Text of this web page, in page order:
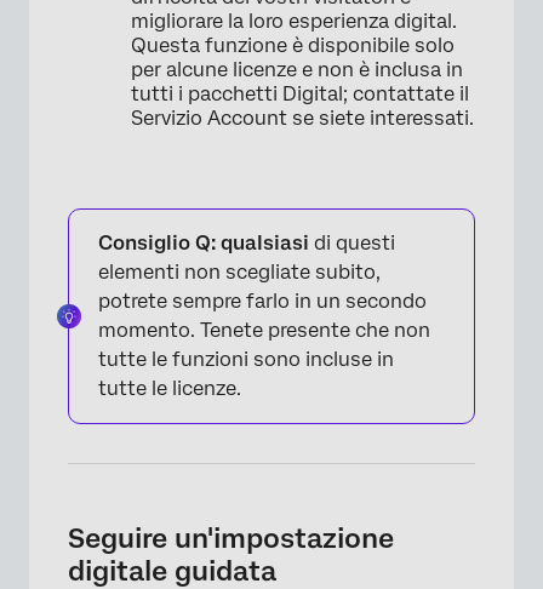
migliorare la loro esperienza digital.
Questa funzione è disponibile solo
per alcune licenze e non è inclusa in
tutti i pacchetti Digital; contattate il
Servizio Account se siete interessati.
Consiglio Q: qualsiasi di questi
elementi non scegliate subito,
potrete sempre farlo in un secondo
momento. Tenete presente che non
tutte le funzioni sono incluse in
tutte le licenze.
Seguire un'impostazione
digitale guidata